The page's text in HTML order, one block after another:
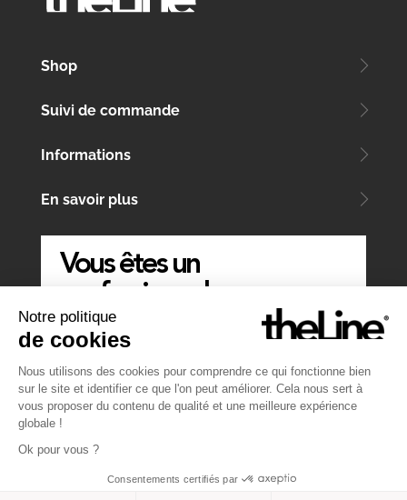
Shop
Suivi de commande
Informations
En savoir plus
Vous êtes un
professionnel
ÉCRIVEZ-NOUS
Website byAtelier MT& Symediane
Notre politique
de cookies
Nous utilisons des cookies pour comprendre ce qui fonctionne bien
sur le site et identifier ce que l'on peut améliorer. Cela nous sert à
vous proposer du contenu de qualité et une meilleure expérience
globale !
Ok pour vous ?
Consentements certifiés par